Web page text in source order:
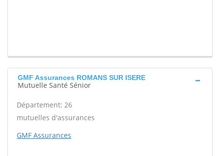
GMF Assurances ROMANS SUR ISERE
Mutuelle Santé Sénior
Département: 26
mutuelles d'assurances
GMF Assurances